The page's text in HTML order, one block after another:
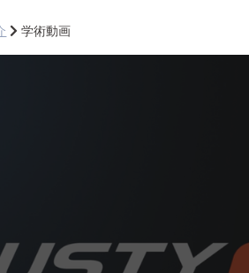
学術動画